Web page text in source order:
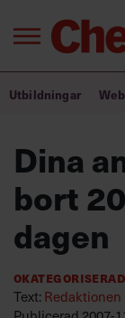
Bra
Utbildningar
Dina
bort
dagen
Text:Redaktionen